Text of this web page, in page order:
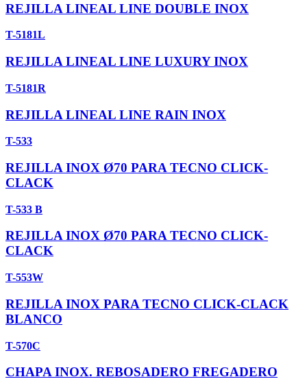
REJILLA LINEAL LINE DOUBLE INOX
T-5181L
REJILLA LINEAL LINE LUXURY INOX
T-5181R
REJILLA LINEAL LINE RAIN INOX
T-533
REJILLA INOX Ø70 PARA TECNO CLICK-
CLACK
T-533 B
REJILLA INOX Ø70 PARA TECNO CLICK-
CLACK
T-553W
REJILLA INOX PARA TECNO CLICK-CLACK
BLANCO
T-570C
CHAPA INOX. REBOSADERO FREGADERO